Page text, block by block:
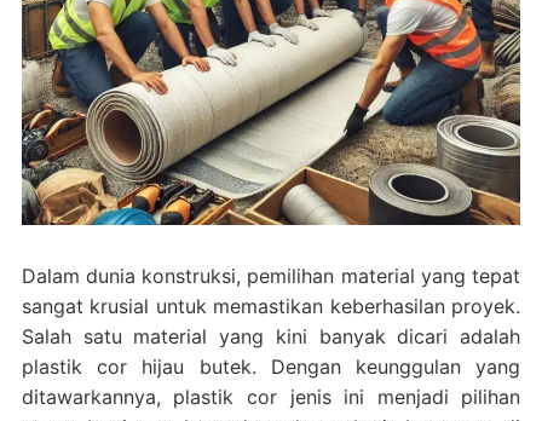
Dalam dunia konstruksi, pemilihan material yang tepat
sangat krusial untuk memastikan keberhasilan proyek.
Salah satu material yang kini banyak dicari adalah
plastik cor hijau butek. Dengan keunggulan yang
ditawarkannya, plastik cor jenis ini menjadi pilihan